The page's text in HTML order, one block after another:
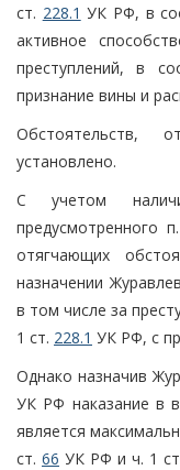
ст. 228.1 УК РФ, в
активное
преступлений, в
признание вины и
Обстоятельств,
установлено.
С учетом
предусмотренного
отягчающих
назначении
в том числе за
1 ст. 228.1 УК РФ, с
Однако назначив
УК РФ наказание в
является
ст. 66 УК РФ и ч. 1